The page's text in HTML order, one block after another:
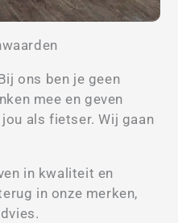
ons ben je geen
mee en geven
als fietser. Wij gaan
in kwaliteit en
in onze merken,